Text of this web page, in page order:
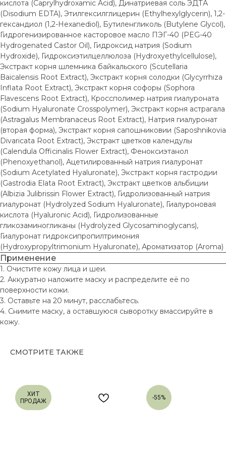
кислота (Caprylhydroxamic Acid), Динатриевая соль ЭДТА
(Disodium EDTA), Этилгексилглицерин (Ethylhexylglycerin), 1,2-
гександиол (1,2-Hexanediol), Бутиленгликоль (Butylene Glycol),
Гидрогенизированное касторовое масло ПЭГ-40 (PEG-40
Hydrogenated Castor Oil), Гидроксид натрия (Sodium
Hydroxide), Гидроксиэтилцеллюлоза (Hydroxyethylcellulose),
Экстракт корня шлемника байкальского (Scutellaria
Baicalensis Root Extract), Экстракт корня солодки (Glycyrrhiza
Inflata Root Extract), Экстракт корня софоры (Sophora
Flavescens Root Extract), Кроссполимер натрия гиалуроната
(Sodium Hyaluronate Crosspolymer), Экстракт корня астрагала
(Astragalus Membranaceus Root Extract), Натрия гиалуронат
(вторая форма), Экстракт корня сапошниковии (Saposhnikovia
Divaricata Root Extract), Экстракт цветков календулы
(Calendula Officinalis Flower Extract), Феноксиэтанол
(Phenoxyethanol), Ацетилированный натрия гиалуронат
(Sodium Acetylated Hyaluronate), Экстракт корня гастродии
(Gastrodia Elata Root Extract), Экстракт цветков альбиции
(Albizia Julibrissin Flower Extract), Гидролизованный натрия
гиалуронат (Hydrolyzed Sodium Hyaluronate), Гиалуроновая
кислота (Hyaluronic Acid), Гидролизованные
гликозаминогликаны (Hydrolyzed Glycosaminoglycans),
Гиалуронат гидроксипропилтримония
(Hydroxypropyltrimonium Hyaluronate), Ароматизатор (Aroma)
Применение
1. Очистите кожу лица и шеи.
2. Аккуратно наложите маску и распределите её по
поверхности кожи.
3. Оставьте на 20 минут, расслабьтесь.
4. Снимите маску, а оставшуюся сыворотку вмассируйте в
кожу.
СМОТРИТЕ ТАКЖЕ
ХИТ
ПРОДАЖ
-55%
Уход за телом
Уход за лицом
+7 (901) 461-98-67
Детская косметика
Серия Dr. Charm
Серия Babyland
сертификаты
ИНФОРМАЦИЯ
КАТАЛОГ
КОНТАКТЫ
Каталог
О нас
Главная
Наши клиенты
Контакты
Оплата и доставка
Партнерам
Блог
НАВИГАЦИЯ
Ядаю согласие